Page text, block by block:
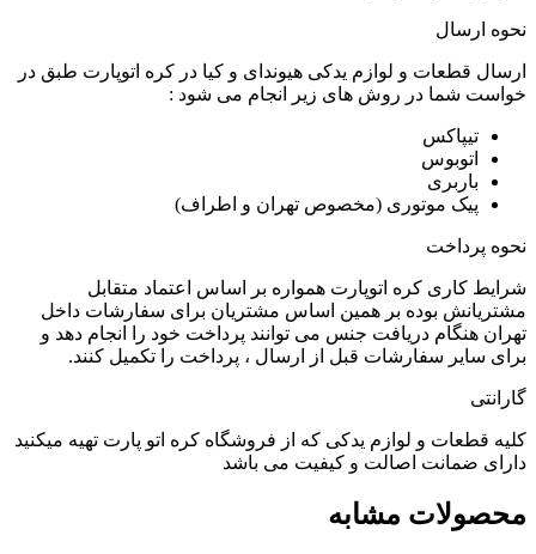
نحوه ارسال
ارسال قطعات و لوازم یدکی هیوندای و کیا در کره اتوپارت طبق در
خواست شما در روش های زیر انجام می شود :
تیپاکس
اتوبوس
باربری
پیک موتوری (مخصوص تهران و اطراف)
نحوه پرداخت
شرایط کاری کره اتوپارت همواره بر اساس اعتماد متقابل
مشتریانش بوده بر همین اساس مشتریان برای سفارشات داخل
تهران هنگام دریافت جنس می توانند پرداخت خود را انجام دهد و
برای سایر سفارشات قبل از ارسال ، پرداخت را تکمیل کنند.
گارانتی
کلیه قطعات و لوازم یدکی که از فروشگاه کره اتو پارت تهیه میکنید
دارای ضمانت اصالت و کیفیت می باشد
محصولات مشابه